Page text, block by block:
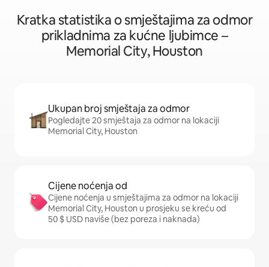
Kratka statistika o smještajima za odmor
prikladnima za kućne ljubimce –
Memorial City, Houston
Ukupan broj smještaja za odmor
Pogledajte 20 smještaja za odmor na lokaciji
Memorial City, Houston
Cijene noćenja od
Cijene noćenja u smještajima za odmor na lokaciji
Memorial City, Houston u prosjeku se kreću od
50 $ USD naviše (bez poreza i naknada)